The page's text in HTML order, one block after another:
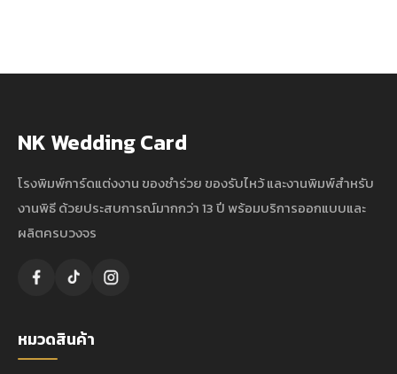
NK Wedding Card
โรงพิมพ์การ์ดแต่งงาน ของชำร่วย ของรับไหว้ และงานพิมพ์สำหรับ
งานพิธี ด้วยประสบการณ์มากกว่า 13 ปี พร้อมบริการออกแบบและ
ผลิตครบวงจร
หมวดสินค้า